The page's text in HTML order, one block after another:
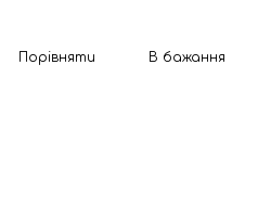
Порівняти В бажання